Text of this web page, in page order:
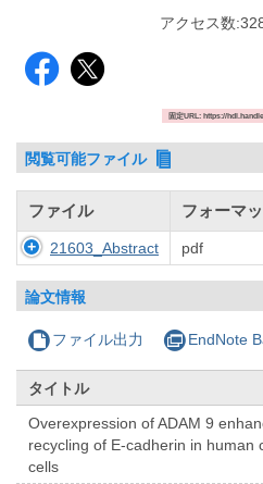
アクセス数:
固定URL: https://
閲覧可能ファイル
ファイル フォーマ
21603_Abstract pdf
論文情報
ファイル出力 EndNote
タイトル
Overexpression of ADAM 9
recycling of E-cadherin in human
cells